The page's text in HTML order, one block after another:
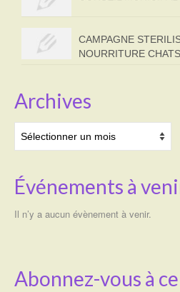
CAMPAGNE
NOURRITURE
Archives
Événements à
Il n’y a aucun évènement à venir.
Abonnez-vous à